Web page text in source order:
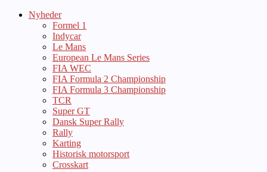
Nyheder
Formel 1
Indycar
Le Mans
European Le Mans Series
FIA WEC
FIA Formula 2 Championship
FIA Formula 3 Championship
TCR
Super GT
Dansk Super Rally
Rally
Karting
Historisk motorsport
Crosskart